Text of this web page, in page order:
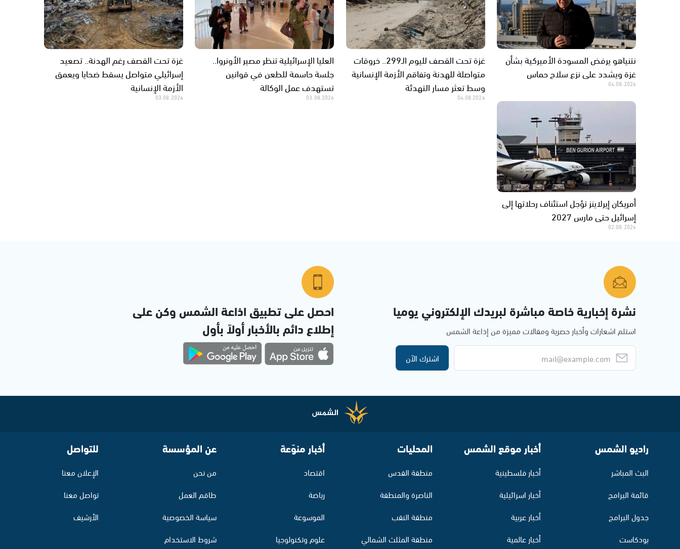
نتنياهو يرفض المسودة الأميركية بشأن
غزة ويشدد على نزع سلاح حماس
04.08.2026
غزة تحت القصف لليوم الـ299.. خروقات
متواصلة للهدنة وتفاقم الأزمة الإنسانية
وسط تعثر مسار التهدئة
04.08.2026
العليا الإسرائيلية تنظر مصير الأونروا..
جلسة حاسمة للطعن في قوانين
تستهدف عمل الوكالة
03.08.2026
غزة تحت القصف رغم الهدنة.. تصعيد
إسرائيلي متواصل يسقط ضحايا ويعمق
الأزمة الإنسانية
03.08.2026
أمريكان إيرلاينز تؤجل استئناف رحلاتها إلى
إسرائيل حتى مارس 2027
02.08.2026
نشرة إخبارية خاصة مباشرة لبريدك الإلكتروني يوميا
استلم اشعارات وأخبار حصرية ومقالات مميزة من إذاعة الشمس
اشترك الآن
احصل على تطبيق اذاعة الشمس وكن على
إطلاع دائم بالأخبار أولاً بأول
راديو الشمس
البث المباشر
قائمة البرامج
جدول البرامج
بودكاست
أخبار موقع الشمس
أخبار فلسطينية
أخبار اسرائيلية
أخبار عربية
أخبار عالمية
المحليات
منطقة القدس
الناصرة والمنطقة
منطقة النقب
منطقة المثلث الشمالي
أخبار منوّعة
اقتصاد
رياضة
الموسوعة
علوم وتكنولوجيا
عن المؤسسة
من نحن
طاقم العمل
سياسة الخصوصية
شروط الاستخدام
للتواصل
الإعلان معنا
تواصل معنا
الأرشيف